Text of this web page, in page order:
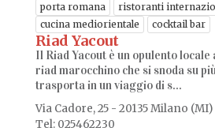
porta romana
ristoranti
cucina mediorientale
cocktail bar
Riad Yacout
Il Riad Yacout è un opulento
riad marocchino che si snoda su
trasporta in un viaggio di s...
Via Cadore, 25 - 20135 Milano (MI)
Tel: 025462230